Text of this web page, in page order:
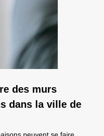
des murs
dans la ville de
peuvent se faire